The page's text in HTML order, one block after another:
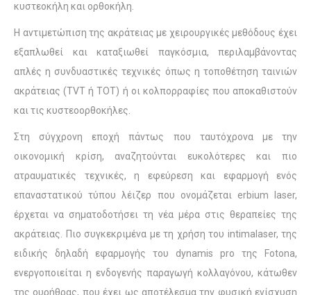
κυστεοκήλη και ορθοκήλη.
Η αντιμετώπιση της ακράτειας με χειρουργικές μεθόδους έχει
εξαπλωθεί και καταξιωθεί παγκόσμια, περιλαμβάνοντας
απλές η συνδυαστικές τεχνικές όπως η τοποθέτηση ταινιών
ακράτειας (TVT ή TOT) ή οι κολπορραφίες που αποκαθιστούν
και τις κυστεοορθοκήλες.
Στη σύγχρονη εποχή πάντως που ταυτόχρονα με την
οικονομική κρίση, αναζητούνται ευκολότερες και πιο
ατραυματικές τεχνικές, η εφεύρεση και εφαρμογή ενός
επαναστατικού τύπου λέιζερ που ονομάζεται erbium laser,
έρχεται να σηματοδοτήσει τη νέα μέρα στις θεραπείες της
ακράτειας. Πιο συγκεκριμένα με τη χρήση του intimalaser, της
ειδικής δηλαδή εφαρμογής του dynamis pro της Fotona,
ενεργοποιείται η ενδογενής παραγωγή κολλαγόνου, κάτωθεν
της ουρήθρας, που έχει ως αποτέλεσμα την φυσική ενίσχυση